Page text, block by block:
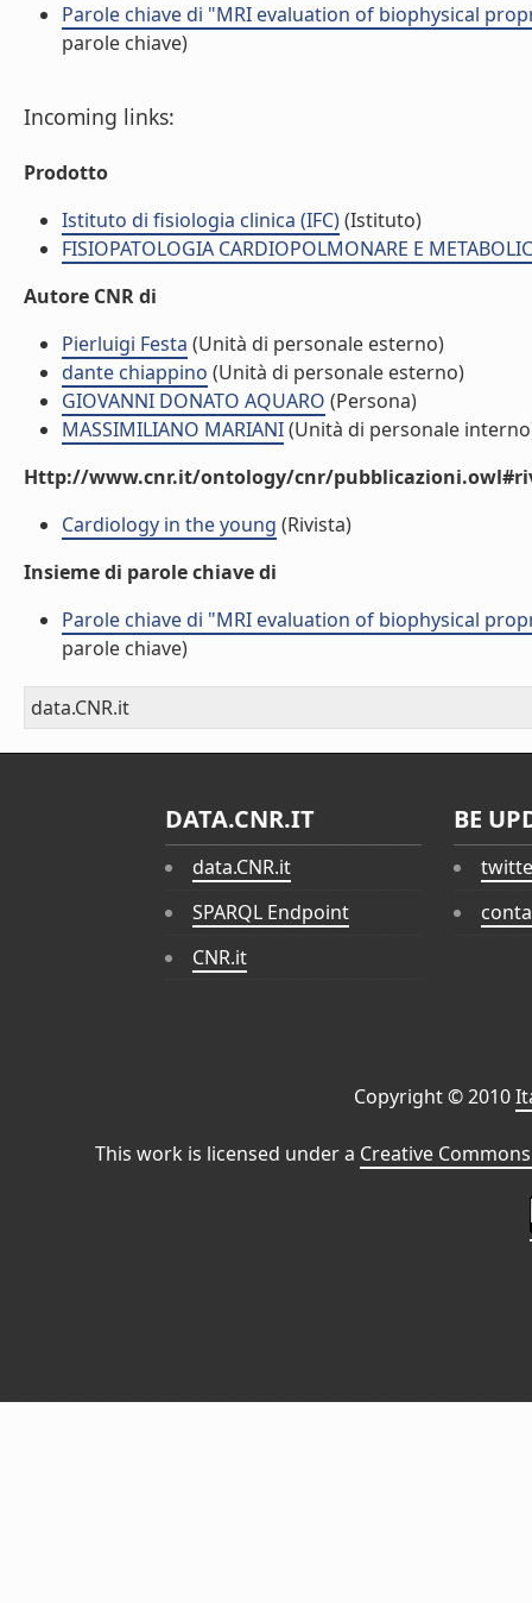
Parole chiave di "MRI evaluation of biophysical
parole chiave)
Incoming links:
Prodotto
Istituto di fisiologia clinica (IFC)(Istituto)
FISIOPATOLOGIA CARDIOPOLMONARE E
Autore CNR di
Pierluigi Festa (Unità di personale esterno)
dante chiappino (Unità di personale esterno)
GIOVANNI DONATO AQUARO (Persona)
MASSIMILIANO MARIANI(Unità di personale
Http://www.cnr.it/ontology/cnr/
Cardiology in the young (Rivista)
Insieme di parole chiave di
Parole chiave di "MRI evaluation of biophysical
parole chiave)
data.CNR.it
DATA.CNR.IT
data.CNR.it
SPARQL Endpoint
CNR.it
BE
Copyright © 2010
This work is licensed under a Creative